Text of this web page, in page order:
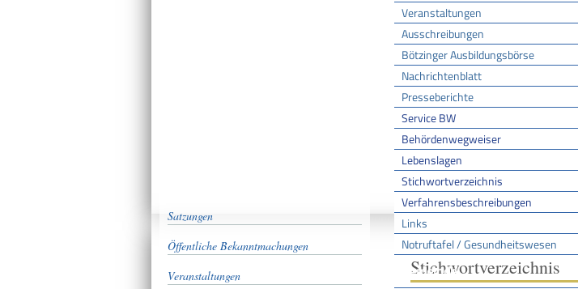
Veranstaltungen
Ausschreibungen
Bötzinger Ausbildungsbörse
Nachrichtenblatt
Presseberichte
Service BW
Behördenwegweiser
Lebenslagen
Stichwortverzeichnis
Verfahrensbeschreibungen
Links
Notruftafel / Gesundheitswesen
Gemeinde
Satzungen
Öffentliche Bekanntmachungen
Veranstaltungen
Sie sind hier:Startseite /Aktuell
Stichwortverzeichnis